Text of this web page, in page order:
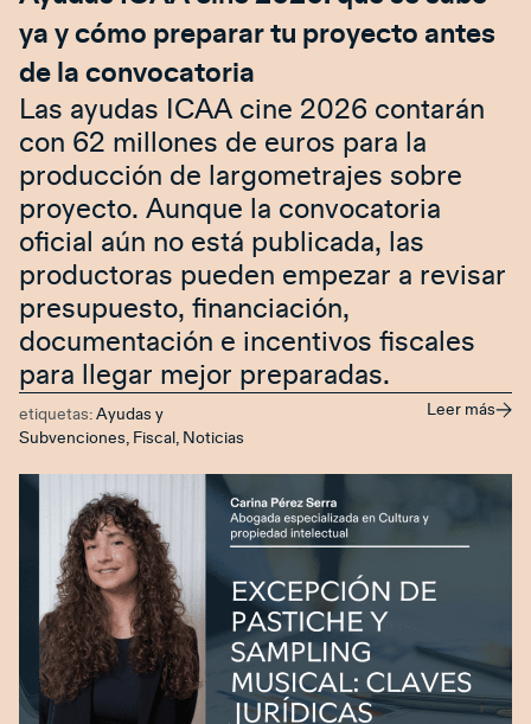
ya y cómo preparar tu proyecto antes
de la convocatoria
Las ayudas ICAA cine 2026 contarán
con 62 millones de euros para la
producción de largometrajes sobre
proyecto. Aunque la convocatoria
oficial aún no está publicada, las
productoras pueden empezar a revisar
presupuesto, financiación,
documentación e incentivos fiscales
para llegar mejor preparadas.
etiquetas: Ayudas y
Subvenciones Fiscal Noticias
Leer más